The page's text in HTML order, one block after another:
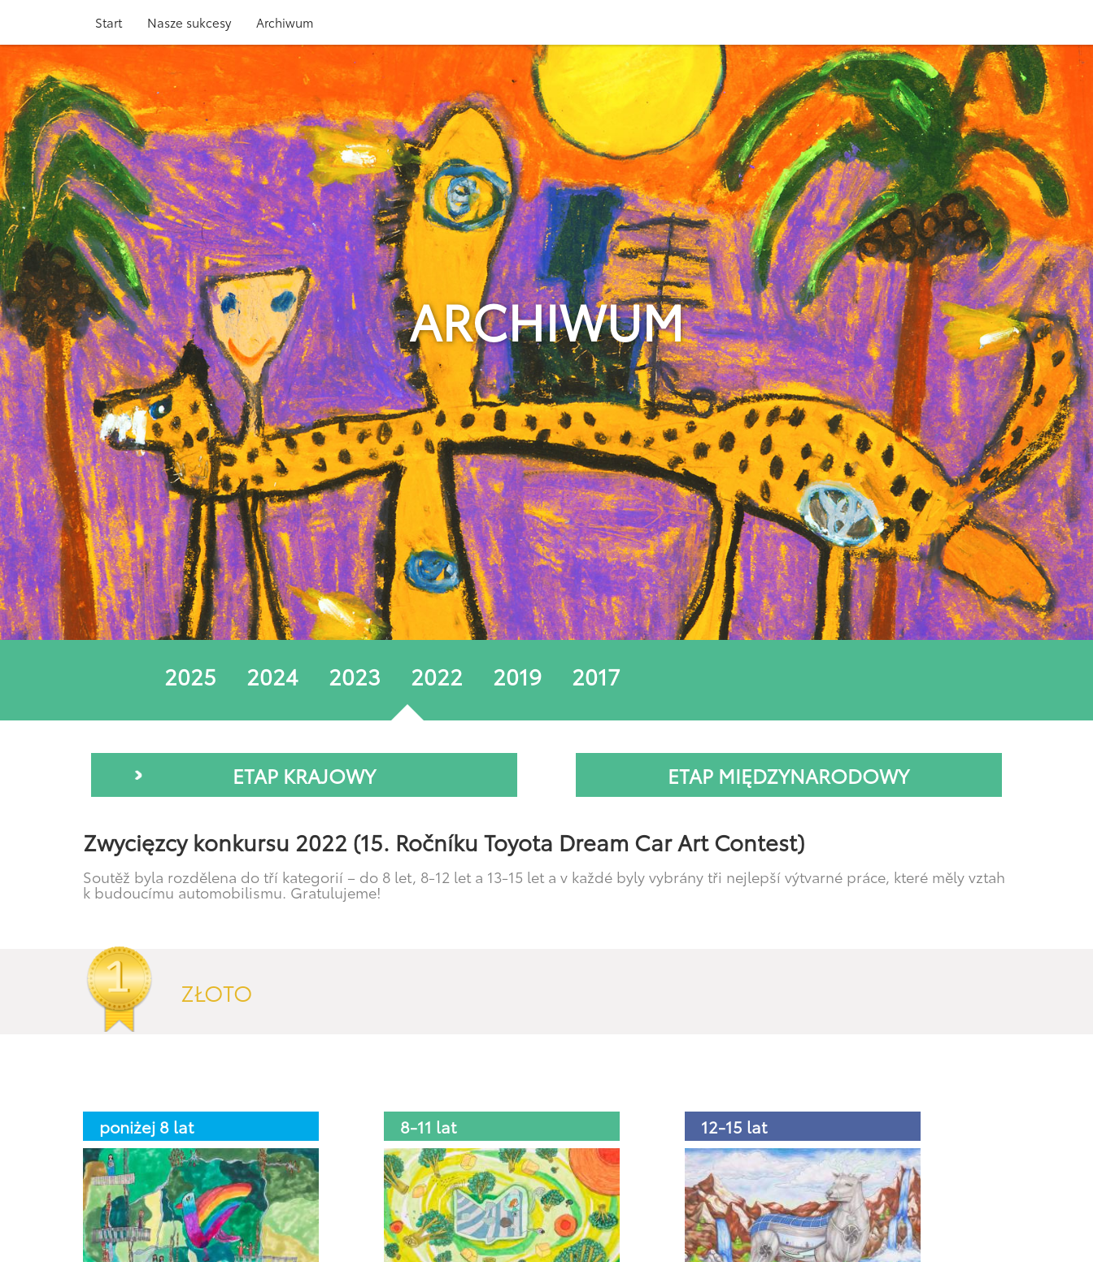
Start Nasze sukcesy Archiwum
ARCHIWUM
2025 2024 2023 2022 2019 2017
ETAP KRAJOWY ETAP MIĘDZYNARODOWY
Zwycięzcy konkursu 2022 (15. Ročníku Toyota Dream Car Art Contest)
Soutěž byla rozdělena do tří kategorií – do 8 let, 8-12 let a 13-15 let a v každé byly vybrány tři nejlepší výtvarné práce, které měly vztah
k budoucímu automobilismu. Gratulujeme!
ZŁOTO
poniżej 8 lat 8-11 lat 12-15 lat